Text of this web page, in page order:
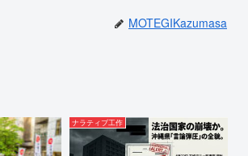
MOTEGIKazumasa
ナラティブ工作